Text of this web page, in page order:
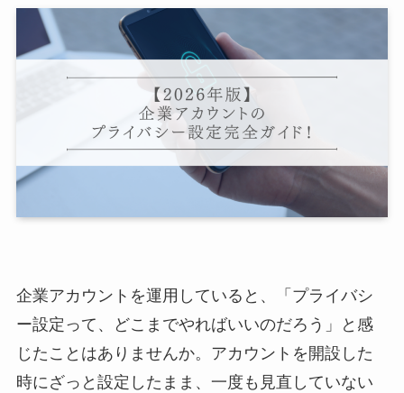
企業アカウントを運用していると、「プライバシ
ー設定って、どこまでやればいいのだろう」と感
じたことはありませんか。アカウントを開設した
時にざっと設定したまま、一度も見直していない